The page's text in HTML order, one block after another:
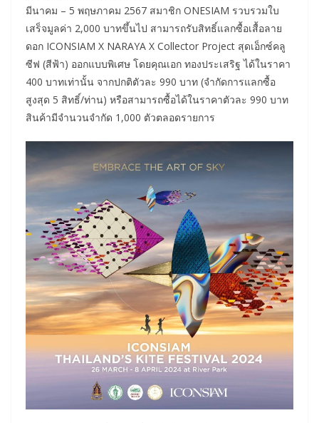
มีนาคม – 5 พฤษภาคม 2567 สมาชิก ONESIAM รวบรวมใบ
เสร็จมูลค่า 2,000 บาทขึ้นไป สามารถรับสิทธิ์แลกซื้อเสื้อลาย
ดอก ICONSIAM X NARAYA X Collector Project สุดเอ็กซ์คลู
ซีฟ (สีฟ้า) ออกแบบพิเศษ โดยคุณเอก ทองประเสริฐ ได้ในราคา
400 บาทเท่านั้น จากปกติตัวละ 990 บาท (จำกัดการแลกซื้อ
สูงสุด 5 สิทธิ์/ท่าน) หรือสามารถซื้อได้ในราคาตัวละ 990 บาท
สินค้ามีจำนวนจำกัด 1,000 ตัวตลอดรายการ